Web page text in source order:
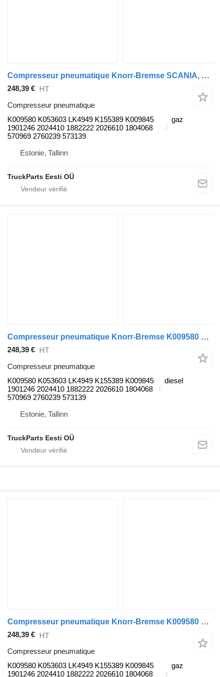
Compresseur pneumatique Knorr-Bremse SCANIA, KNORR-BREMSE série K (01.06-) K009580 pour bus Scania K,N,F-series (2006-)
248,39 € HT
Compresseur pneumatique
K009580 K053603 LK4949 K155389 K009845
1901246 2024410 1882222 2026610 1804068
570969 2760239 573139
gaz
Estonie, Tallinn
TruckParts Eesti OÜ
Compresseur pneumatique Knorr-Bremse K009580 pour Scania K,N,F-series bus (2006-)
248,39 € HT
Compresseur pneumatique
K009580 K053603 LK4949 K155389 K009845
1901246 2024410 1882222 2026610 1804068
570969 2760239 573139
diesel
Estonie, Tallinn
TruckParts Eesti OÜ
Compresseur pneumatique Knorr-Bremse K009580 pour Scania K,N,F-series bus (2006-)
248,39 € HT
Compresseur pneumatique
K009580 K053603 LK4949 K155389 K009845
1901246 2024410 1882222 2026610 1804068
gaz